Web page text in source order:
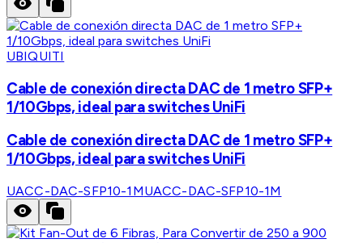
UBIQUITI
Cable de conexión directa DAC de 1 metro SFP+
1/10Gbps, ideal para switches UniFi
Cable de conexión directa DAC de 1 metro SFP+
1/10Gbps, ideal para switches UniFi
UACC-DAC-SFP10-1MUACC-DAC-SFP10-1M